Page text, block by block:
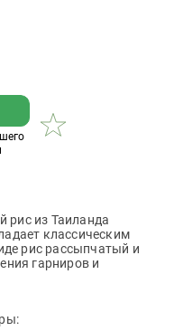
из Таиланда
классическим
рис рассыпчатый и
гарниров и